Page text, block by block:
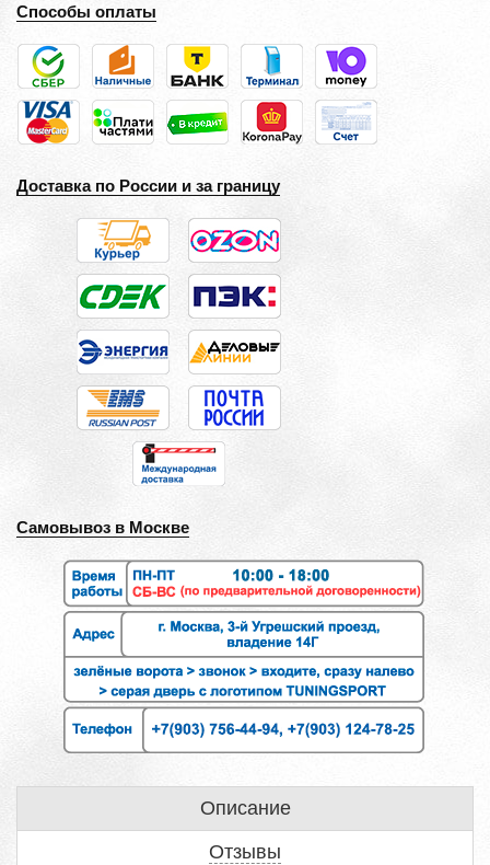
Способы оплаты
Доставка по России и за границу
Самовывоз в Москве
Описание
Отзывы